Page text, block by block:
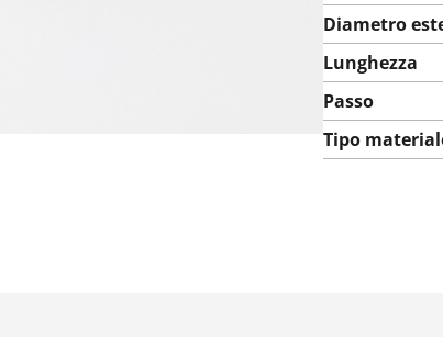
Diametro
Lunghezza
Passo
Tipo